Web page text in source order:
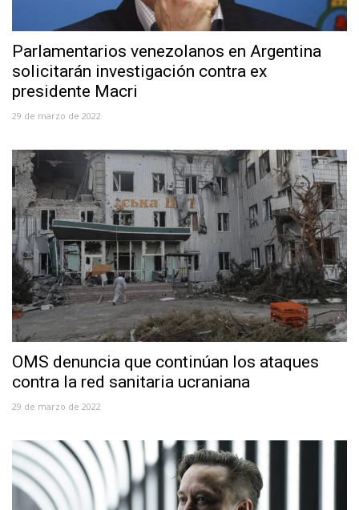
Parlamentarios venezolanos en Argentina
solicitarán investigación contra ex
presidente Macri
29 de marzo de 2022
OMS denuncia que continúan los ataques
contra la red sanitaria ucraniana
29 de marzo de 2022